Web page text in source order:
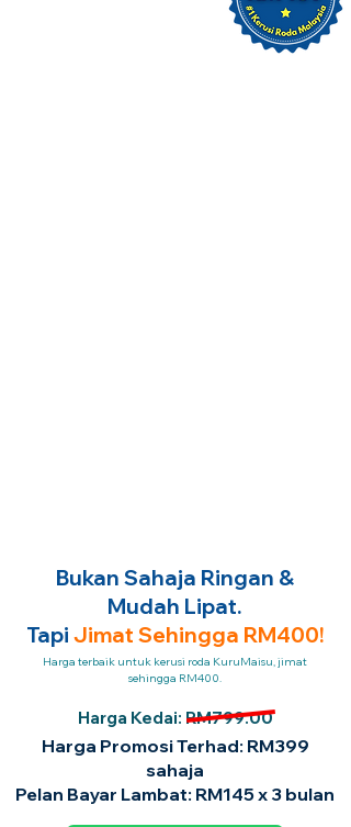
Bukan Sahaja Ringan &
Mudah Lipat.
Tapi Jimat Sehingga RM400!
Harga terbaik untuk kerusi roda KuruMaisu, jimat
sehingga RM400.
Harga Kedai: RM799.00
Harga Promosi Terhad: RM399
sahaja
Pelan Bayar Lambat: RM145 x 3 bulan